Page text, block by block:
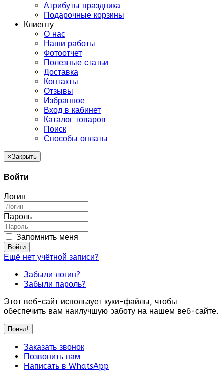
Атрибуты праздника
Подарочные корзины
Клиенту
О нас
Наши работы
Фотоотчет
Полезные статьи
Доставка
Контакты
Отзывы
Избранное
Вход в кабинет
Каталог товаров
Поиск
Способы оплаты
×Закрыть
Войти
Логин
Пароль
Запомнить меня
Войти
Ещё нет учётной записи?
Забыли логин?
Забыли пароль?
Этот веб-сайт использует куки-файлы, чтобы
обеспечить вам наилучшую работу на нашем веб-сайте.
Понял!
Заказать звонок
Позвонить нам
Написать в WhatsApp